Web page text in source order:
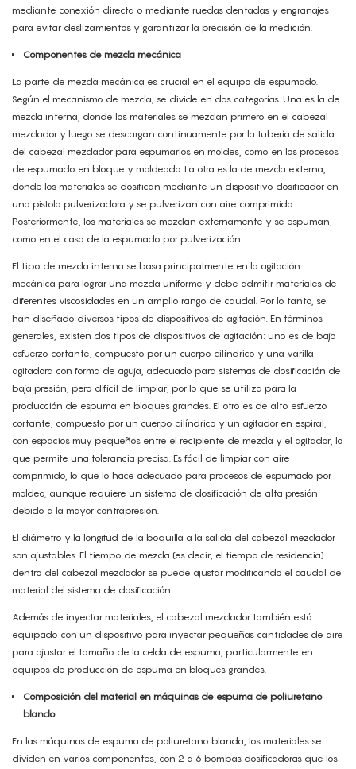
mediante conexión directa o mediante ruedas dentadas y engranajes
para evitar deslizamientos y garantizar la precisión de la medición.
Componentes de mezcla mecánica
La parte de mezcla mecánica es crucial en el equipo de espumado.
Según el mecanismo de mezcla, se divide en dos categorías. Una es la de
mezcla interna, donde los materiales se mezclan primero en el cabezal
mezclador y luego se descargan continuamente por la tubería de salida
del cabezal mezclador para espumarlos en moldes, como en los procesos
de espumado en bloque y moldeado. La otra es la de mezcla externa,
donde los materiales se dosifican mediante un dispositivo dosificador en
una pistola pulverizadora y se pulverizan con aire comprimido.
Posteriormente, los materiales se mezclan externamente y se espuman,
como en el caso de la espumado por pulverización.
El tipo de mezcla interna se basa principalmente en la agitación
mecánica para lograr una mezcla uniforme y debe admitir materiales de
diferentes viscosidades en un amplio rango de caudal. Por lo tanto, se
han diseñado diversos tipos de dispositivos de agitación. En términos
generales, existen dos tipos de dispositivos de agitación: uno es de bajo
esfuerzo cortante, compuesto por un cuerpo cilíndrico y una varilla
agitadora con forma de aguja, adecuado para sistemas de dosificación de
baja presión, pero difícil de limpiar, por lo que se utiliza para la
producción de espuma en bloques grandes. El otro es de alto esfuerzo
cortante, compuesto por un cuerpo cilíndrico y un agitador en espiral,
con espacios muy pequeños entre el recipiente de mezcla y el agitador, lo
que permite una tolerancia precisa. Es fácil de limpiar con aire
comprimido, lo que lo hace adecuado para procesos de espumado por
moldeo, aunque requiere un sistema de dosificación de alta presión
debido a la mayor contrapresión.
El diámetro y la longitud de la boquilla a la salida del cabezal mezclador
son ajustables. El tiempo de mezcla (es decir, el tiempo de residencia)
dentro del cabezal mezclador se puede ajustar modificando el caudal de
material del sistema de dosificación.
Además de inyectar materiales, el cabezal mezclador también está
equipado con un dispositivo para inyectar pequeñas cantidades de aire
para ajustar el tamaño de la celda de espuma, particularmente en
equipos de producción de espuma en bloques grandes.
Composición del material en máquinas de espuma de poliuretano
blando
En las máquinas de espuma de poliuretano blanda, los materiales se
dividen en varios componentes, con 2 a 6 bombas dosificadoras que los